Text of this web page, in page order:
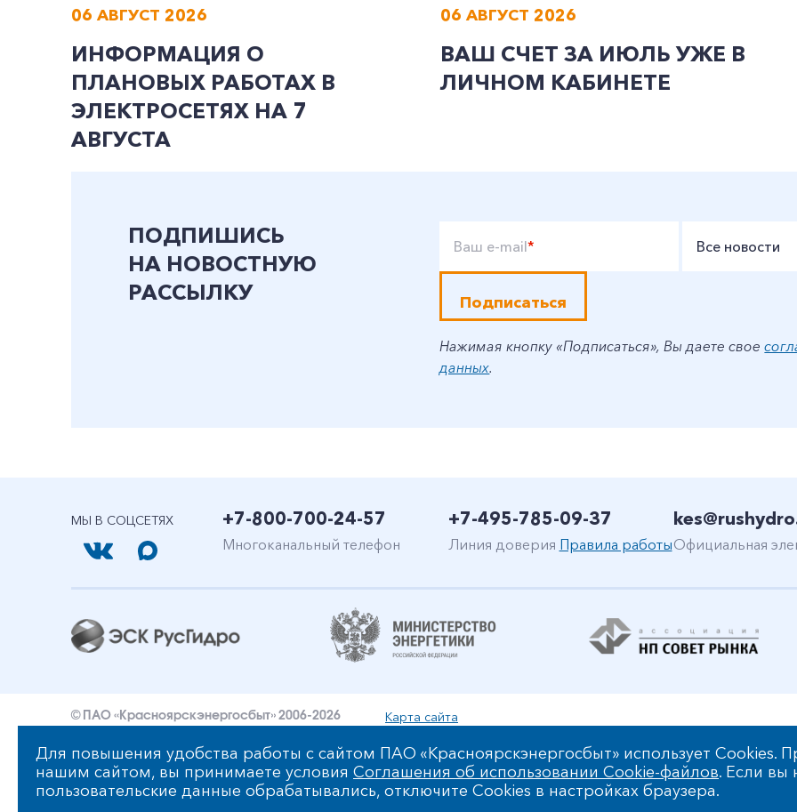
06 АВГУСТ 2026
ИНФОРМАЦИЯ О
ПЛАНОВЫХ РАБОТАХ В
ЭЛЕКТРОСЕТЯХ НА 7
АВГУСТА
06 АВГУСТ 2026
ВАШ СЧЕТ ЗА ИЮЛЬ УЖЕ В
ЛИЧНОМ КАБИНЕТЕ
ПОДПИШИСЬ
НА НОВОСТНУЮ
РАССЫЛКУ
Ваш e-mail* Все новости
Подписаться
Нажимая кнопку «Подписаться», Вы даете свое
данных.
МЫ В СОЦСЕТЯХ +7-800-700-24-57
Многоканальный телефон
+7-495-785-09-37
Линия доверия Правила работыОфициальная
© ПАО «Красноярскэнергосбыт» 2006-2026
Карта сайта
Уведомление об ответственности и праве интеллектуальной собственности
Политика ПАО «Красноярскэнергосбыт» в отношении обработки персональных данных
Для повышения удобства работы с сайтом ПАО «Красноярскэнергосбыт» использует Cookies.
нашим сайтом, вы принимаете условия Соглашения об использовании Cookie-файлов. Если вы
пользовательские данные обрабатывались, отключите Cookies в настройках браузера.